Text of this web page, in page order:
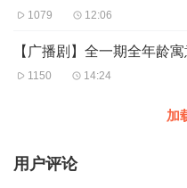
1079 12:06
【广播剧】全一期全年龄寓
1150 14:24
加
用户评论